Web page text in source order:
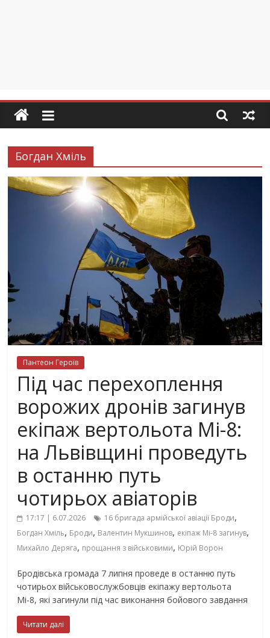
Богдан Хміль
Пантеон Героїв
Під час перехоплення
ворожих дронів загинув
екіпаж вертольота Мі-8:
на Львівщині проведуть
в останню путь
чотирьох авіаторів
17:17 | 6.07.2026 16 бригада армійської авіації Броди,
Богдан Хміль, Броди, Валентин Мукшинов, екіпаж Мі-8 загинув,
Михайло Деряга, прощання з військовими, Юрій Ворон
Бродівська громада 7 липня проведе в останню путь
чотирьох військовослужбовців екіпажу вертольота
Мі-8, які загинули під час виконання бойового завдання
Читати далі